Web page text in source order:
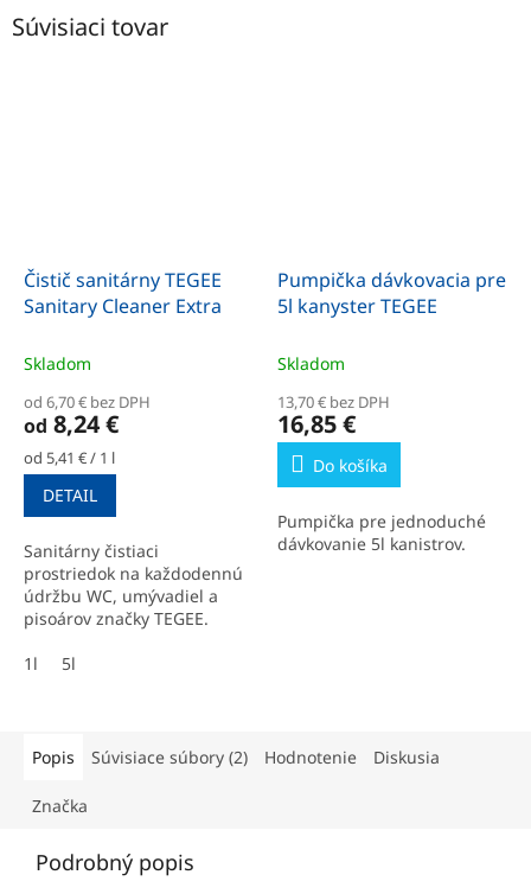
Súvisiaci tovar
Čistič sanitárny TEGEE
Sanitary Cleaner Extra
Skladom
od 6,70 € bez DPH
od 8,24 €
Jednotková
cena:
od 5,41 € / 1 l
DETAIL
Sanitárny čistiaci
prostriedok na každodennú
údržbu WC, umývadiel a
pisoárov značky TEGEE.
1l
5l
Pumpička dávkovacia pre
5l kanyster TEGEE
Skladom
13,70 € bez DPH
16,85 €
Do košíka
Pumpička pre jednoduché
dávkovanie 5l kanistrov.
Popis Súvisiace súbory (2) Hodnotenie Diskusia
Značka
Podrobný popis